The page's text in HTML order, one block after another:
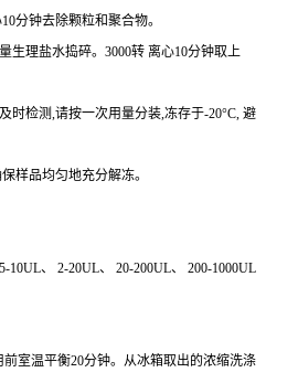
10分钟去除颗粒和聚合物。
生理盐水捣碎。 3000转 离心10分钟取上
时检测,请按一次用量分装,冻存于-20°C, 避
样品均匀地充分解冻。
10UL、 2-20UL、 20-200UL、 200-1000UL
前室温平衡20分钟。从冰箱取出的浓缩洗涤